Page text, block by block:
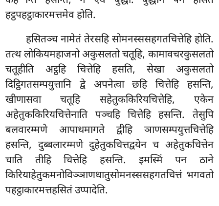
हट्ठपहट्ठाकारमत्तमेव होति.
हसितञ्च नामेतं तेरसहि सोमनस्ससहगतचित्तेहि होति.
तत्थ लोकियमहाजनो अकुसलतो चतूहि, कामावचरकुसलतो
चतूहीति अट्ठहि चित्तेहि हसति, सेखा अकुसलतो
दिट्ठिगतसम्पयुत्तानि द्वे अपनेत्वा छहि चित्तेहि हसन्ति,
खीणासवा चतूहि सहेतुककिरियचित्तेहि, एकेन
अहेतुककिरियचित्तेनाति पञ्चहि चित्तेहिहसन्ति. तेसुपि
बलवारम्मणे आपाथमागते द्वीहि ञाणसम्पयुत्तचित्तेहि
हसन्ति, दुब्बलारम्मणे दुहेतुकचित्तद्वयेन च अहेतुकचित्तेन
चाति तीहि चित्तेहि हसन्ति. इमस्मिं पन ठाने
किरियाहेतुकमनोविञ्ञाणधातुसोमनस्ससहगतचित्तं भगवतो
पहट्ठाकारमत्तहसितं उप्पादेति.